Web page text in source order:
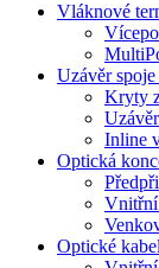
Vláknové
Uzávěr
Kryty
Inline
Optická
Vnitřní
Optické